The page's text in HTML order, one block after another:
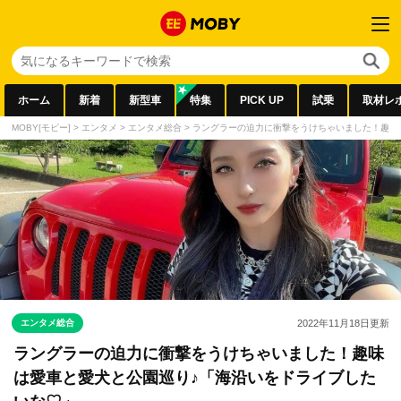
ホーム 新着 新型車 特集 PICK UP 試乗 取材レ
MOBY[モビー] > エンタメ > エンタメ総合 > ラングラーの迫力に衝撃をうけちゃいました！趣
エンタメ総合 2022年11月18日更新
ラングラーの迫力に衝撃をうけちゃいました！趣味
は愛車と愛犬と公園巡り♪「海沿いをドライブした